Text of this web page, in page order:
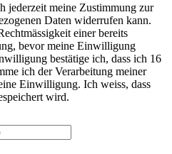
jederzeit meine Zustimmung zur
Daten widerrufen kann.
einer bereits
bevor meine Einwilligung
bestätige ich, dass ich 16
ich der Verarbeitung meiner
Einwilligung. Ich weiss, dass
wird.